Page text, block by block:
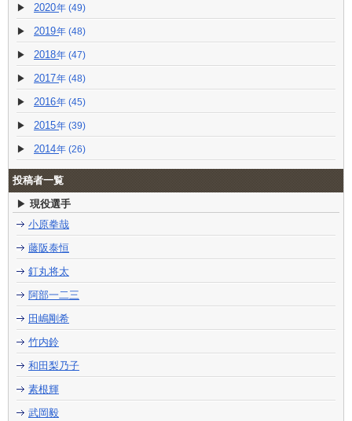
2020 (49)
2019 (48)
2018 (47)
2017 (48)
2016 (45)
2015 (39)
2014 (26)
投稿者一覧
現役選手
小原拳哉
藤阪泰恒
釘丸将太
阿部一二三
田嶋剛希
竹内鈴
和田梨乃子
素根輝
武岡毅